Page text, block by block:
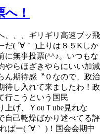
！
、、、ギリギリ高速ブッ飛
だ( ´∀｀ )上りは８５Kしか
に無事投票(^^♪。いつもな
やらほざきやらにいい加減
ん期待感〝０なので、政治
待し入れて来ましたわ！政
行こうという国民
上げ、ＹouＴube見れな
自己乾燥ばかり述べてる評
ばー( ´∀｀ )！国会会期中